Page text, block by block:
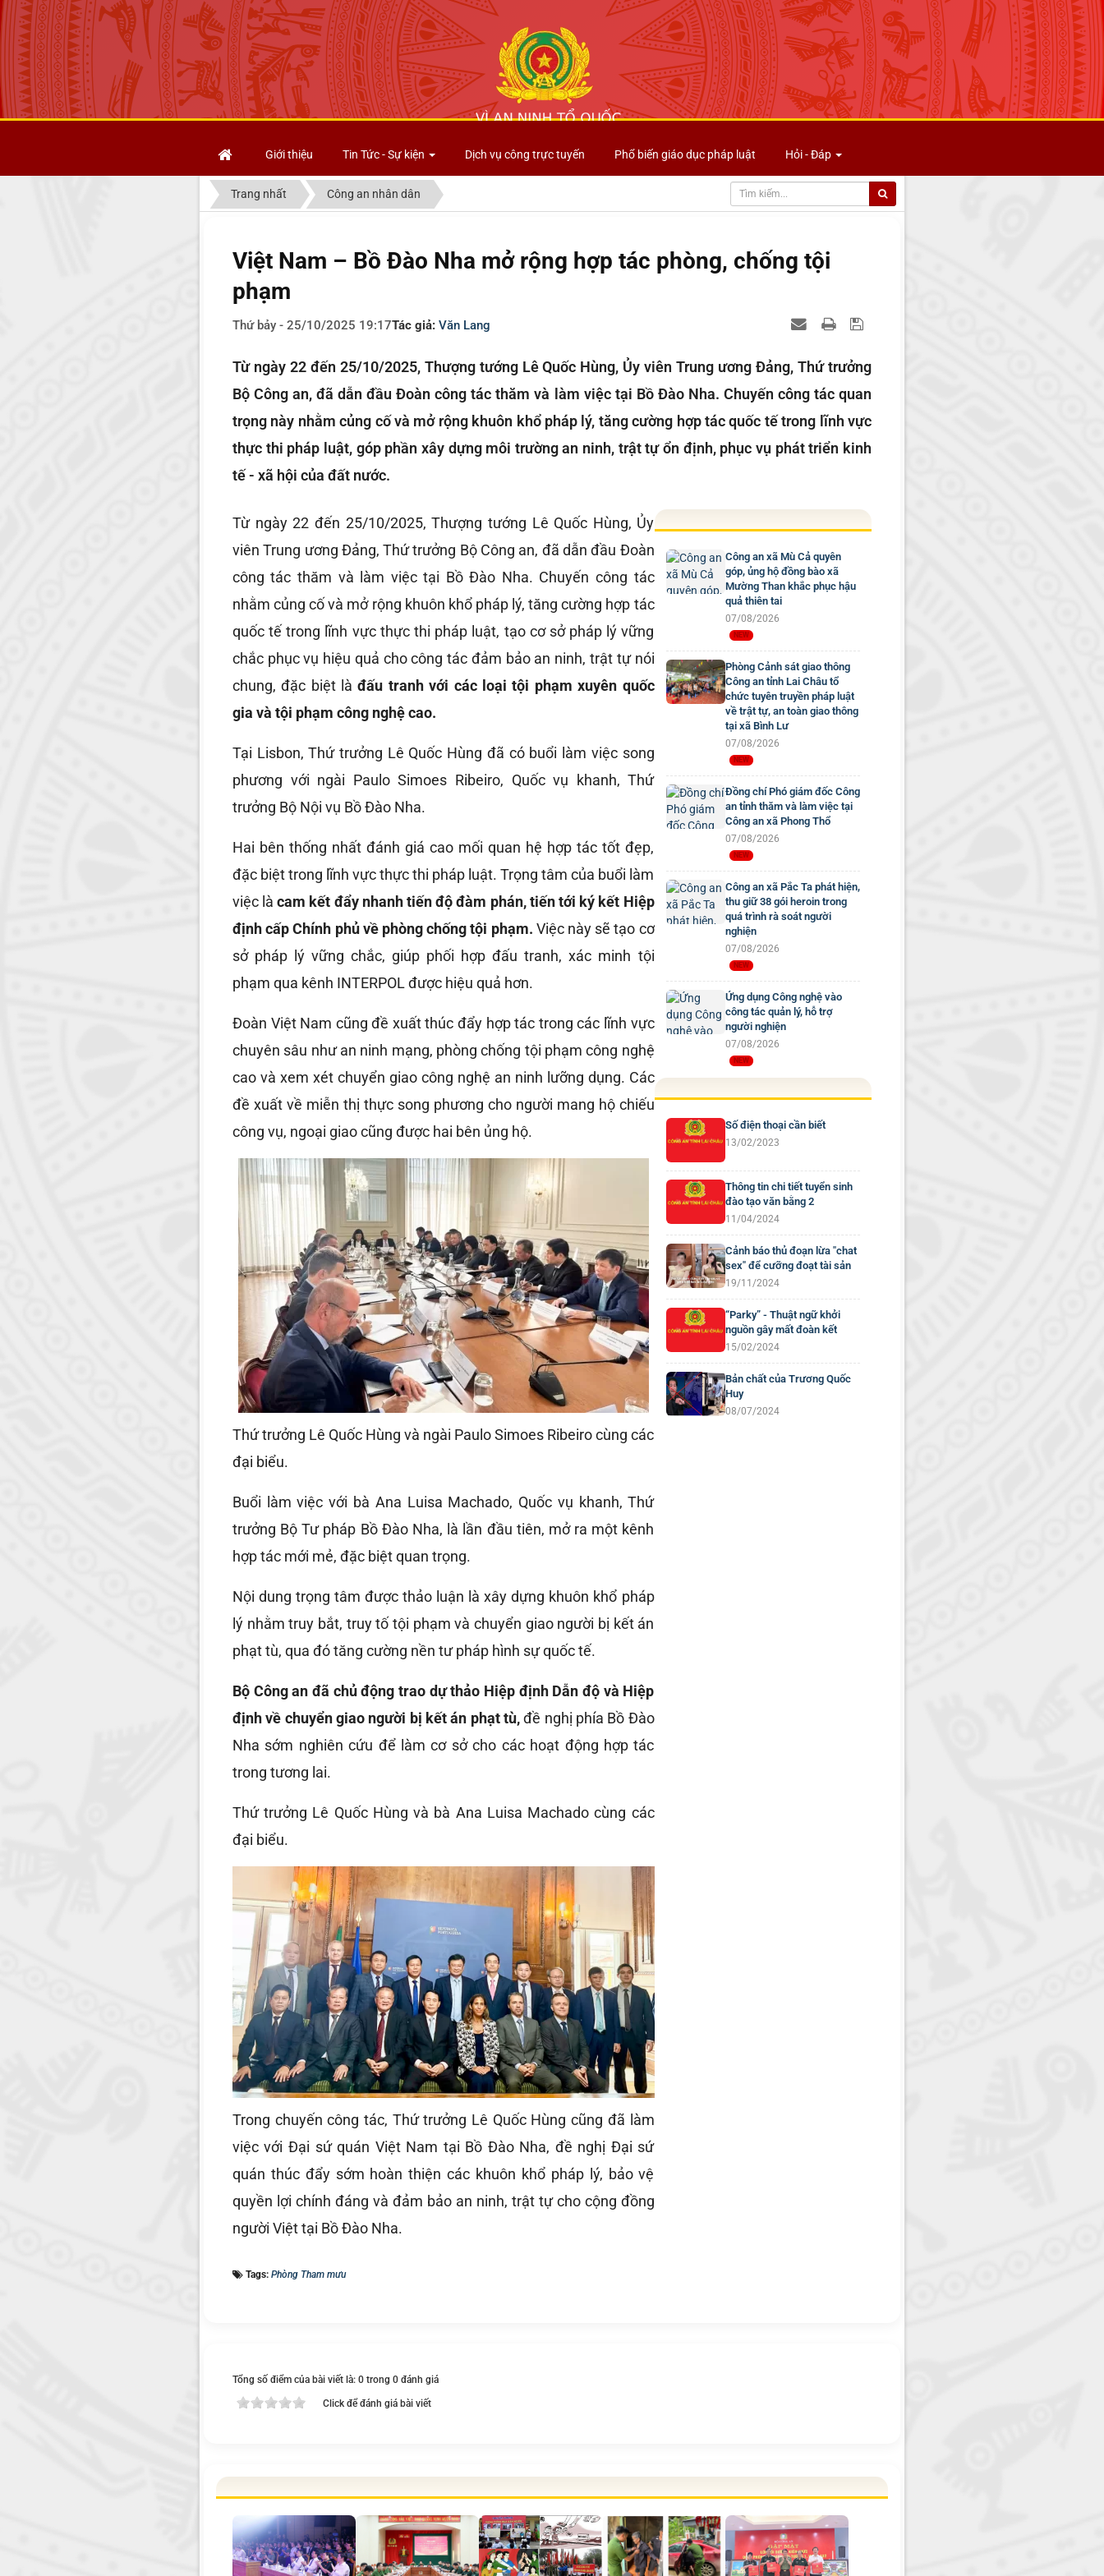
Giới thiệu
Tin Tức - Sự kiện Dịch vụ công trực tuyến Phổ biến giáo dục pháp luật Hỏi - Đáp
Trang nhất Công an nhân dân
Việt Nam – Bồ Đào Nha mở rộng hợp tác phòng, chống tội
phạm
Thứ bảy - 25/10/2025 19:17Tác giả: Văn Lang
Từ ngày 22 đến 25/10/2025, Thượng tướng Lê Quốc Hùng, Ủy viên Trung ương Đảng, Thứ trưởng
Bộ Công an, đã dẫn đầu Đoàn công tác thăm và làm việc tại Bồ Đào Nha. Chuyến công tác quan
trọng này nhằm củng cố và mở rộng khuôn khổ pháp lý, tăng cường hợp tác quốc tế trong lĩnh vực
thực thi pháp luật, góp phần xây dựng môi trường an ninh, trật tự ổn định, phục vụ phát triển kinh
tế - xã hội của đất nước.
Từ ngày 22 đến 25/10/2025, Thượng tướng Lê Quốc Hùng, Ủy
viên Trung ương Đảng, Thứ trưởng Bộ Công an, đã dẫn đầu Đoàn
công tác thăm và làm việc tại Bồ Đào Nha. Chuyến công tác
nhằm củng cố và mở rộng khuôn khổ pháp lý, tăng cường hợp tác
quốc tế trong lĩnh vực thực thi pháp luật, tạo cơ sở pháp lý vững
chắc phục vụ hiệu quả cho công tác đảm bảo an ninh, trật tự nói
chung, đặc biệt làđấu tranh với các loại tội phạm xuyên quốc
gia và tội phạm công nghệ cao.
Tại Lisbon, Thứ trưởng Lê Quốc Hùng đã có buổi làm việc song
phương với ngài Paulo Simoes Ribeiro, Quốc vụ khanh, Thứ
trưởng Bộ Nội vụ Bồ Đào Nha.
Hai bên thống nhất đánh giá cao mối quan hệ hợp tác tốt đẹp,
đặc biệt trong lĩnh vực thực thi pháp luật. Trọng tâm của buổi làm
việc làcam kết đẩy nhanh tiến độ đàm phán, tiến tới ký kết Hiệp
định cấp Chính phủ về phòng chống tội phạm. Việc này sẽ tạo cơ
sở pháp lý vững chắc, giúp phối hợp đấu tranh, xác minh tội
phạm qua kênh INTERPOL được hiệu quả hơn.
Đoàn Việt Nam cũng đề xuất thúc đẩy hợp tác trong các lĩnh vực
chuyên sâu như an ninh mạng, phòng chống tội phạm công nghệ
cao và xem xét chuyển giao công nghệ an ninh lưỡng dụng. Các
đề xuất về miễn thị thực song phương cho người mang hộ chiếu
công vụ, ngoại giao cũng được hai bên ủng hộ.
Thứ trưởng Lê Quốc Hùng và ngài Paulo Simoes Ribeiro cùng các
đại biểu.
Buổi làm việc với bà Ana Luisa Machado, Quốc vụ khanh, Thứ
trưởng Bộ Tư pháp Bồ Đào Nha, là lần đầu tiên, mở ra một kênh
hợp tác mới mẻ, đặc biệt quan trọng.
Nội dung trọng tâm được thảo luận là xây dựng khuôn khổ pháp
lý nhằm truy bắt, truy tố tội phạm và chuyển giao người bị kết án
phạt tù, qua đó tăng cường nền tư pháp hình sự quốc tế.
Bộ Công an đã chủ động trao dự thảo Hiệp định Dẫn độ và Hiệp
định về chuyển giao người bị kết án phạt tù,đề nghị phía Bồ Đào
Nha sớm nghiên cứu để làm cơ sở cho các hoạt động hợp tác
trong tương lai.
Thứ trưởng Lê Quốc Hùng và bà Ana Luisa Machado cùng các
đại biểu.
Trong chuyến công tác, Thứ trưởng Lê Quốc Hùng cũng đã làm
việc với Đại sứ quán Việt Nam tại Bồ Đào Nha, đề nghị Đại sứ
quán thúc đẩy sớm hoàn thiện các khuôn khổ pháp lý, bảo vệ
quyền lợi chính đáng và đảm bảo an ninh, trật tự cho cộng đồng
người Việt tại Bồ Đào Nha.
Công an xã Mù Cả quyên
góp, ủng hộ đồng bào xã
Mường Than khắc phục hậu
quả thiên tai
07/08/2026
Phòng Cảnh sát giao thông
Công an tỉnh Lai Châu tổ
chức tuyên truyền pháp luật
về trật tự, an toàn giao thông
tại xã Bình Lư
07/08/2026
Đồng chí Phó giám đốc Công
an tỉnh thăm và làm việc tại
Công an xã Phong Thổ
07/08/2026
Công an xã Pắc Ta phát hiện,
thu giữ 38 gói heroin trong
quá trình rà soát người
nghiện
07/08/2026
Ứng dụng Công nghệ vào
công tác quản lý, hỗ trợ
người nghiện
07/08/2026
Số điện thoại cần biết
13/02/2023
Thông tin chi tiết tuyển sinh
đào tạo văn bằng 2
11/04/2024
Cảnh báo thủ đoạn lừa "chat
sex" để cưỡng đoạt tài sản
19/11/2024
“Parky” - Thuật ngữ khởi
nguồn gây mất đoàn kết
15/02/2024
Bản chất của Trương Quốc
Huy
08/07/2024
Tags: Phòng Tham mưu
Tổng số điểm của bài viết là: 0 trong 0 đánh giá
Click để đánh giá bài viết